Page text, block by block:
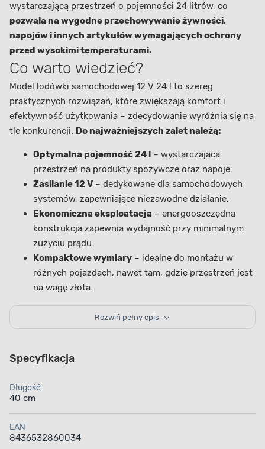
wystarczającą przestrzeń o pojemności 24 litrów, co
pozwala na wygodne przechowywanie żywności,
napojów i innych artykułów wymagających ochrony
przed wysokimi temperaturami.
Co warto wiedzieć?
Model lodówki samochodowej 12 V 24 l to szereg
praktycznych rozwiązań, które zwiększają komfort i
efektywność użytkowania – zdecydowanie wyróżnia się na
tle konkurencji. Do najważniejszych zalet należą:
Optymalna pojemność 24 l
– wystarczająca
przestrzeń na produkty spożywcze oraz napoje.
Zasilanie 12 V – dedykowane dla samochodowych
systemów, zapewniające niezawodne działanie.
Ekonomiczna eksploatacja – energooszczędna
konstrukcja zapewnia wydajność przy minimalnym
zużyciu prądu.
Kompaktowe wymiary – idealne do montażu w
różnych pojazdach, nawet tam, gdzie przestrzeń jest
na wagę złota.
Lodówka samochodowa doskonale sprawdza się w
różnych warunkach. Urządzenie wyróżnia się niską emisją
użytkowaniu. Łatwa w obsłudze i konserwacji konstrukcja
rozpoczęciem działania bez zbędnych komplikacji.
Dlaczego warto wybrać lodówkę
samochodową 12 V 24 l?
Decyzja o wyborze tego modelu to gwarancja
Rozwiń pełny opis
Specyfikacja
Długość
40 cm
EAN
8436532860034